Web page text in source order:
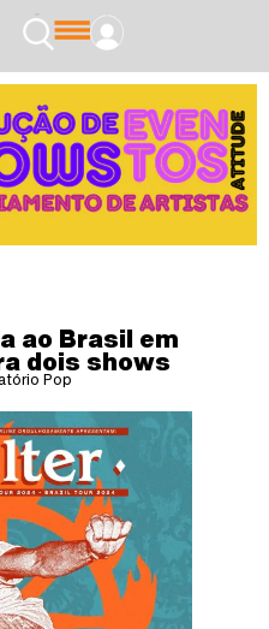
ao Brasil em
dois shows
Pop